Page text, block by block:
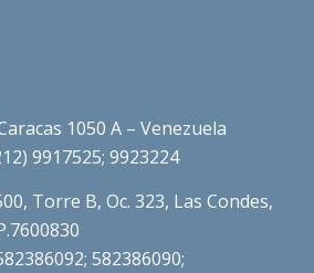
1050 A – Venezuela
9917525; 9923224
Torre B, Oc. 323, Las Condes,
582386090;